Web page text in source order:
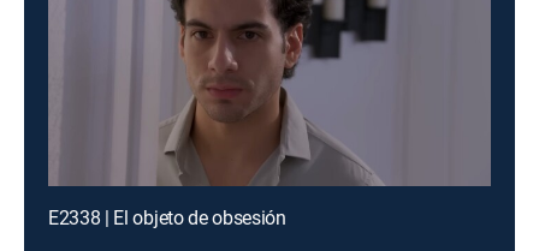
E2338 | El objeto de obsesión